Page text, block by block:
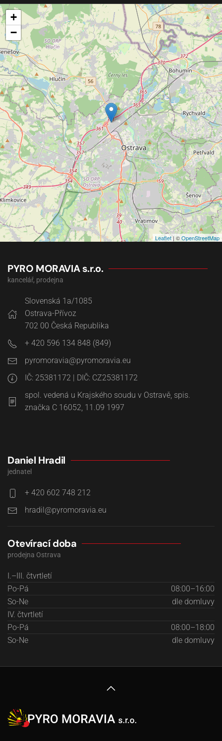
+
−
Leaflet| ©OpenStreetMap
PYRO MORAVIA s.r.o.
kancelář, prodejna
Slovenská 1a/1085
Ostrava-Přívoz
702 00 Česká Republika
+ 420 596 134 848 (849)
IČ: 25381172 | DIČ: CZ25381172
spol. vedená u Krajského soudu v Ostravě, spis.
značka C 16052, 11.09 1997
Daniel Hradil
jednatel
+ 420 602 748 212
Otevírací doba
prodejna Ostrava
I.–III. čtvrtletí
Po-Pá
08:00–16:00
So-Ne
dle domluvy
IV. čtvrtletí
Po-Pá
08:00–18:00
So-Ne
dle domluvy